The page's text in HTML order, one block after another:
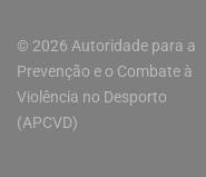
© 2026 Autoridade para a
Prevenção e o Combate à
Violência no Desporto
(APCVD)